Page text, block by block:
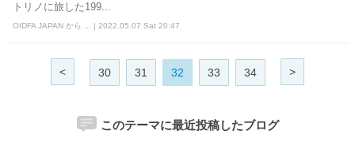
トリノに旅した199...
OIDFA JAPAN から ... | 2022.05.07 Sat 20:47
< 30 31 32 33 34 >
このテーマに最近投稿したブログ